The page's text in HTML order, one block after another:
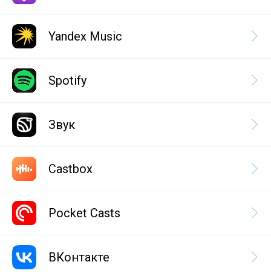
Yandex Music
Spotify
Звук
Castbox
Pocket Casts
ВКонтакте